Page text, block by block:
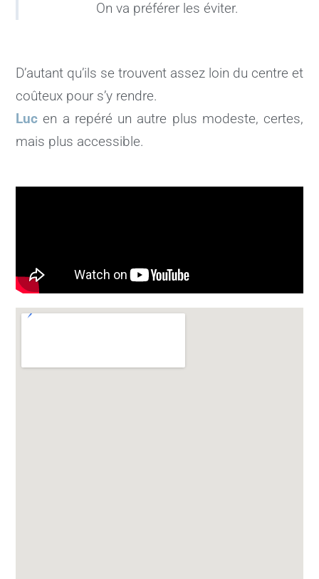
On va préférer les éviter.
D’autant qu’ils se trouvent assez loin du centre et
coûteux pour s’y rendre.
Luc en a repéré un autre plus modeste, certes,
mais plus accessible.